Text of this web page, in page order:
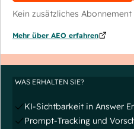
Kein zusätzliches
Mehr über AEO erfahren
WAS ERHALTEN SIE?
KI-Sichtbarkeit in Answer
Prompt-Tracking und